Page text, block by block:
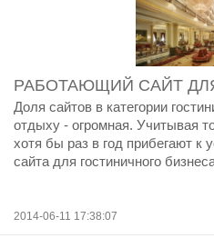
РАБОТАЮЩИЙ САЙТ
Доля сайтов в категории
отдыху - огромная. Учитывая
хотя бы раз в год прибегают к
сайта для гостиничного
2014-06-11 17:38:07